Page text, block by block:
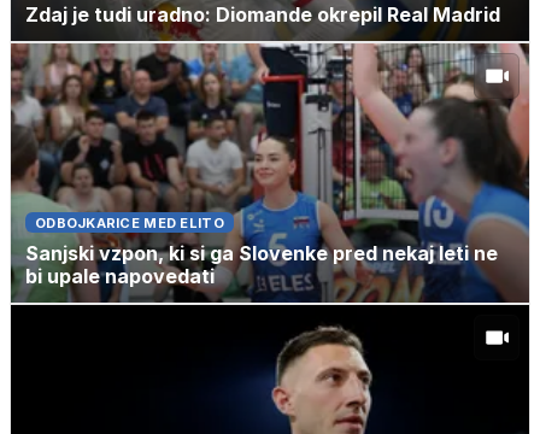
Zdaj je tudi uradno: Diomande okrepil Real Madrid
ODBOJKARICE MED ELITO
Sanjski vzpon, ki si ga Slovenke pred nekaj leti ne
bi upale napovedati